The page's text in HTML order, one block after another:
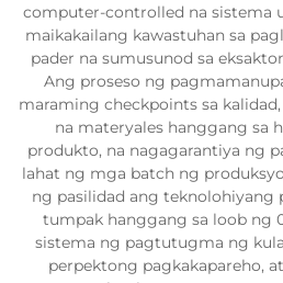
computer-controlled na sistema
maikakailang kawastuhan sa
pader na sumusunod sa
Ang proseso ng
maraming checkpoints sa
na materyales hanggang sa
produkto, na nagagarantiya ng
lahat ng mga batch ng
ng pasilidad ang teknolohiyang
tumpak hanggang sa loob ng
sistema ng pagtutugma ng
perpektong pagkakapareho,